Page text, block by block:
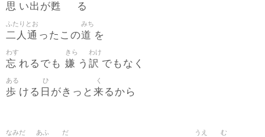
思 い出 が甦 る
二人通
ふたりとお
ったこの道
みち
を
忘
わす
れるでも 嫌
きら
う 訳
わけ
でもなく
歩
ある
ける 日
ひ
がきっと 来
く
るから
なみだ あふ だ うえ む